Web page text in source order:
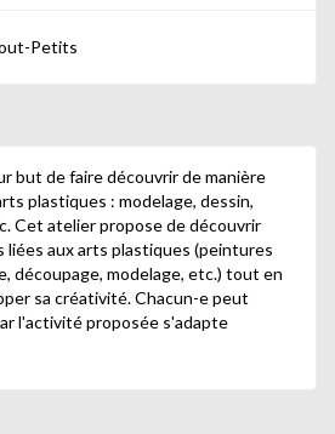
Petits
but de faire découvrir de manière
plastiques : modelage, dessin,
Cet atelier propose de découvrir
aux arts plastiques (peintures
découpage, modelage, etc.) tout en
sa créativité. Chacun-e peut
l'activité proposée s'adapte